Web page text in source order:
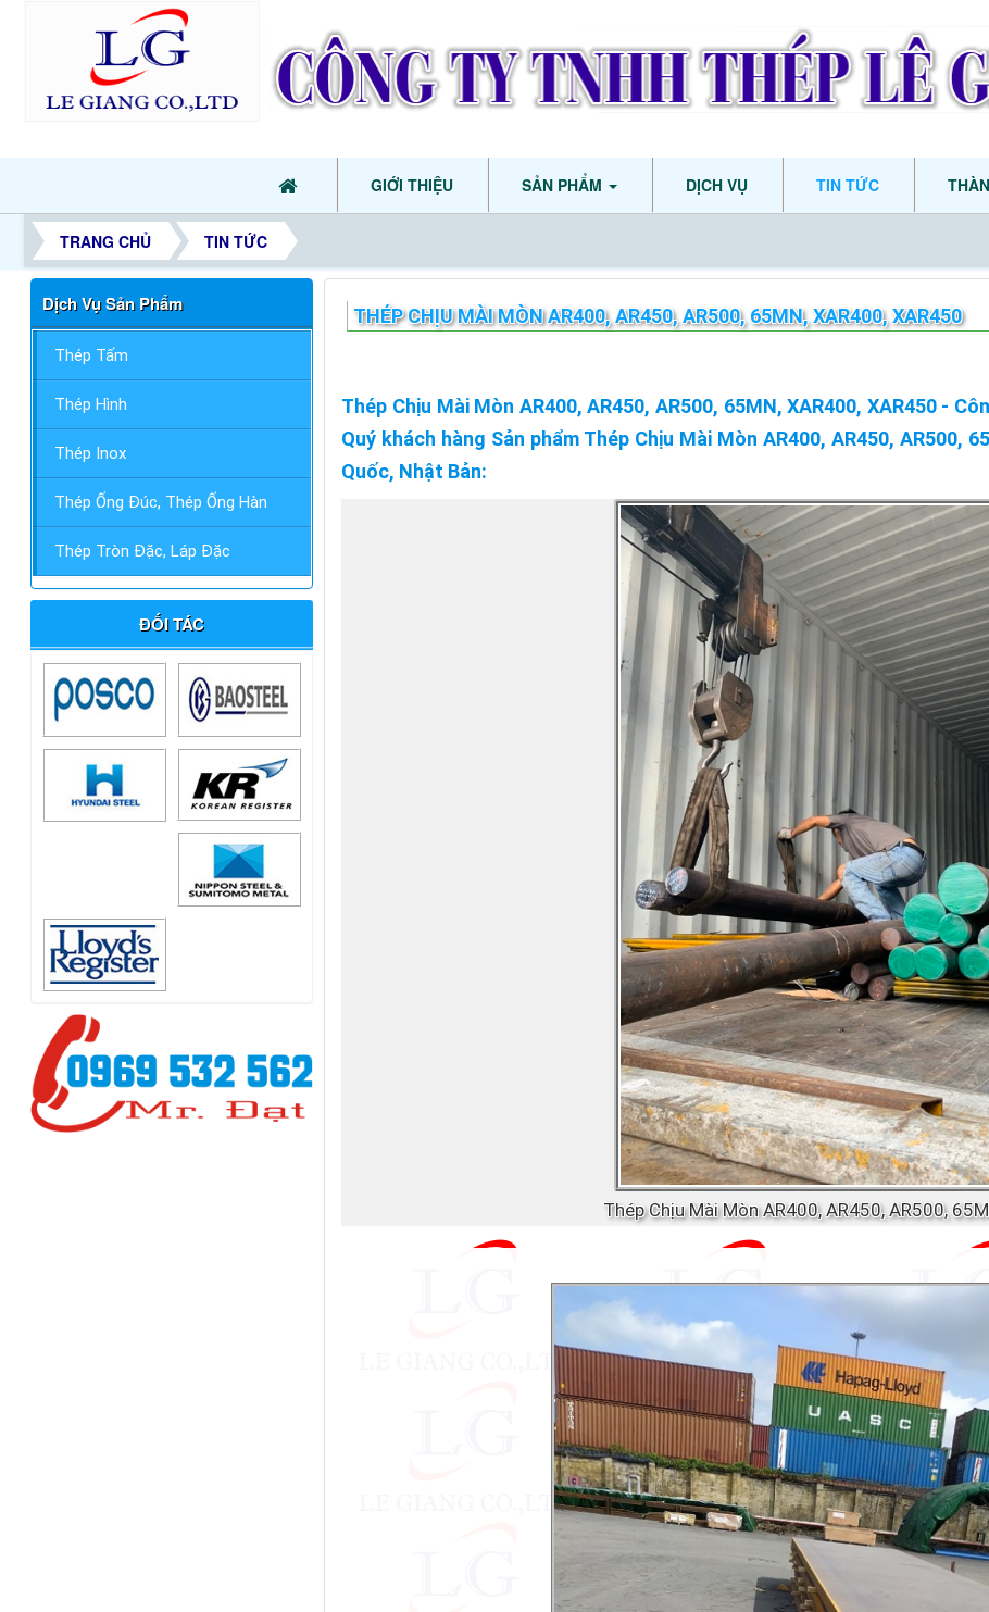
GIỚI THIỆU SẢN PHẨM DỊCH VỤ TIN TỨC
TRANG CHỦ TIN TỨC
THÉP CHỊU MÀI MÒN AR400, AR450, AR500, 65MN, XAR400, XAR450
Thép Chịu Mài Mòn AR400, AR450, AR500, 65MN, XAR400, XAR450 -
Quý khách hàng Sản phẩm Thép Chịu Mài Mòn AR400, AR450, AR500,
Quốc, Nhật Bản:
Thép Chịu Mài Mòn AR400, AR450, AR500,
Dịch Vụ Sản Phẩm
Thép Tấm
Thép Hình
Thép Inox
Thép Ống Đúc, Thép Ống Hàn
Thép Tròn Đặc, Láp Đặc
ĐỐI TÁC